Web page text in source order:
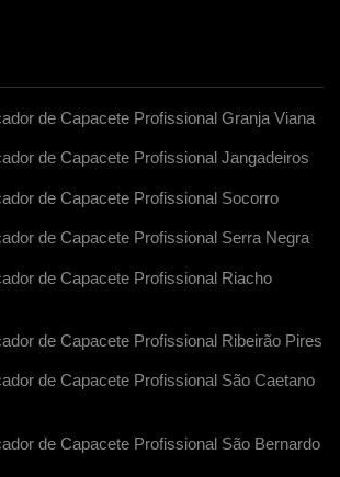
de Capacete Profissional Granja Viana
de Capacete Profissional Jangadeiros
de Capacete Profissional Socorro
de Capacete Profissional Serra Negra
de Capacete Profissional Riacho
de Capacete Profissional Ribeirão Pires
de Capacete Profissional São Caetano
de Capacete Profissional São Bernardo